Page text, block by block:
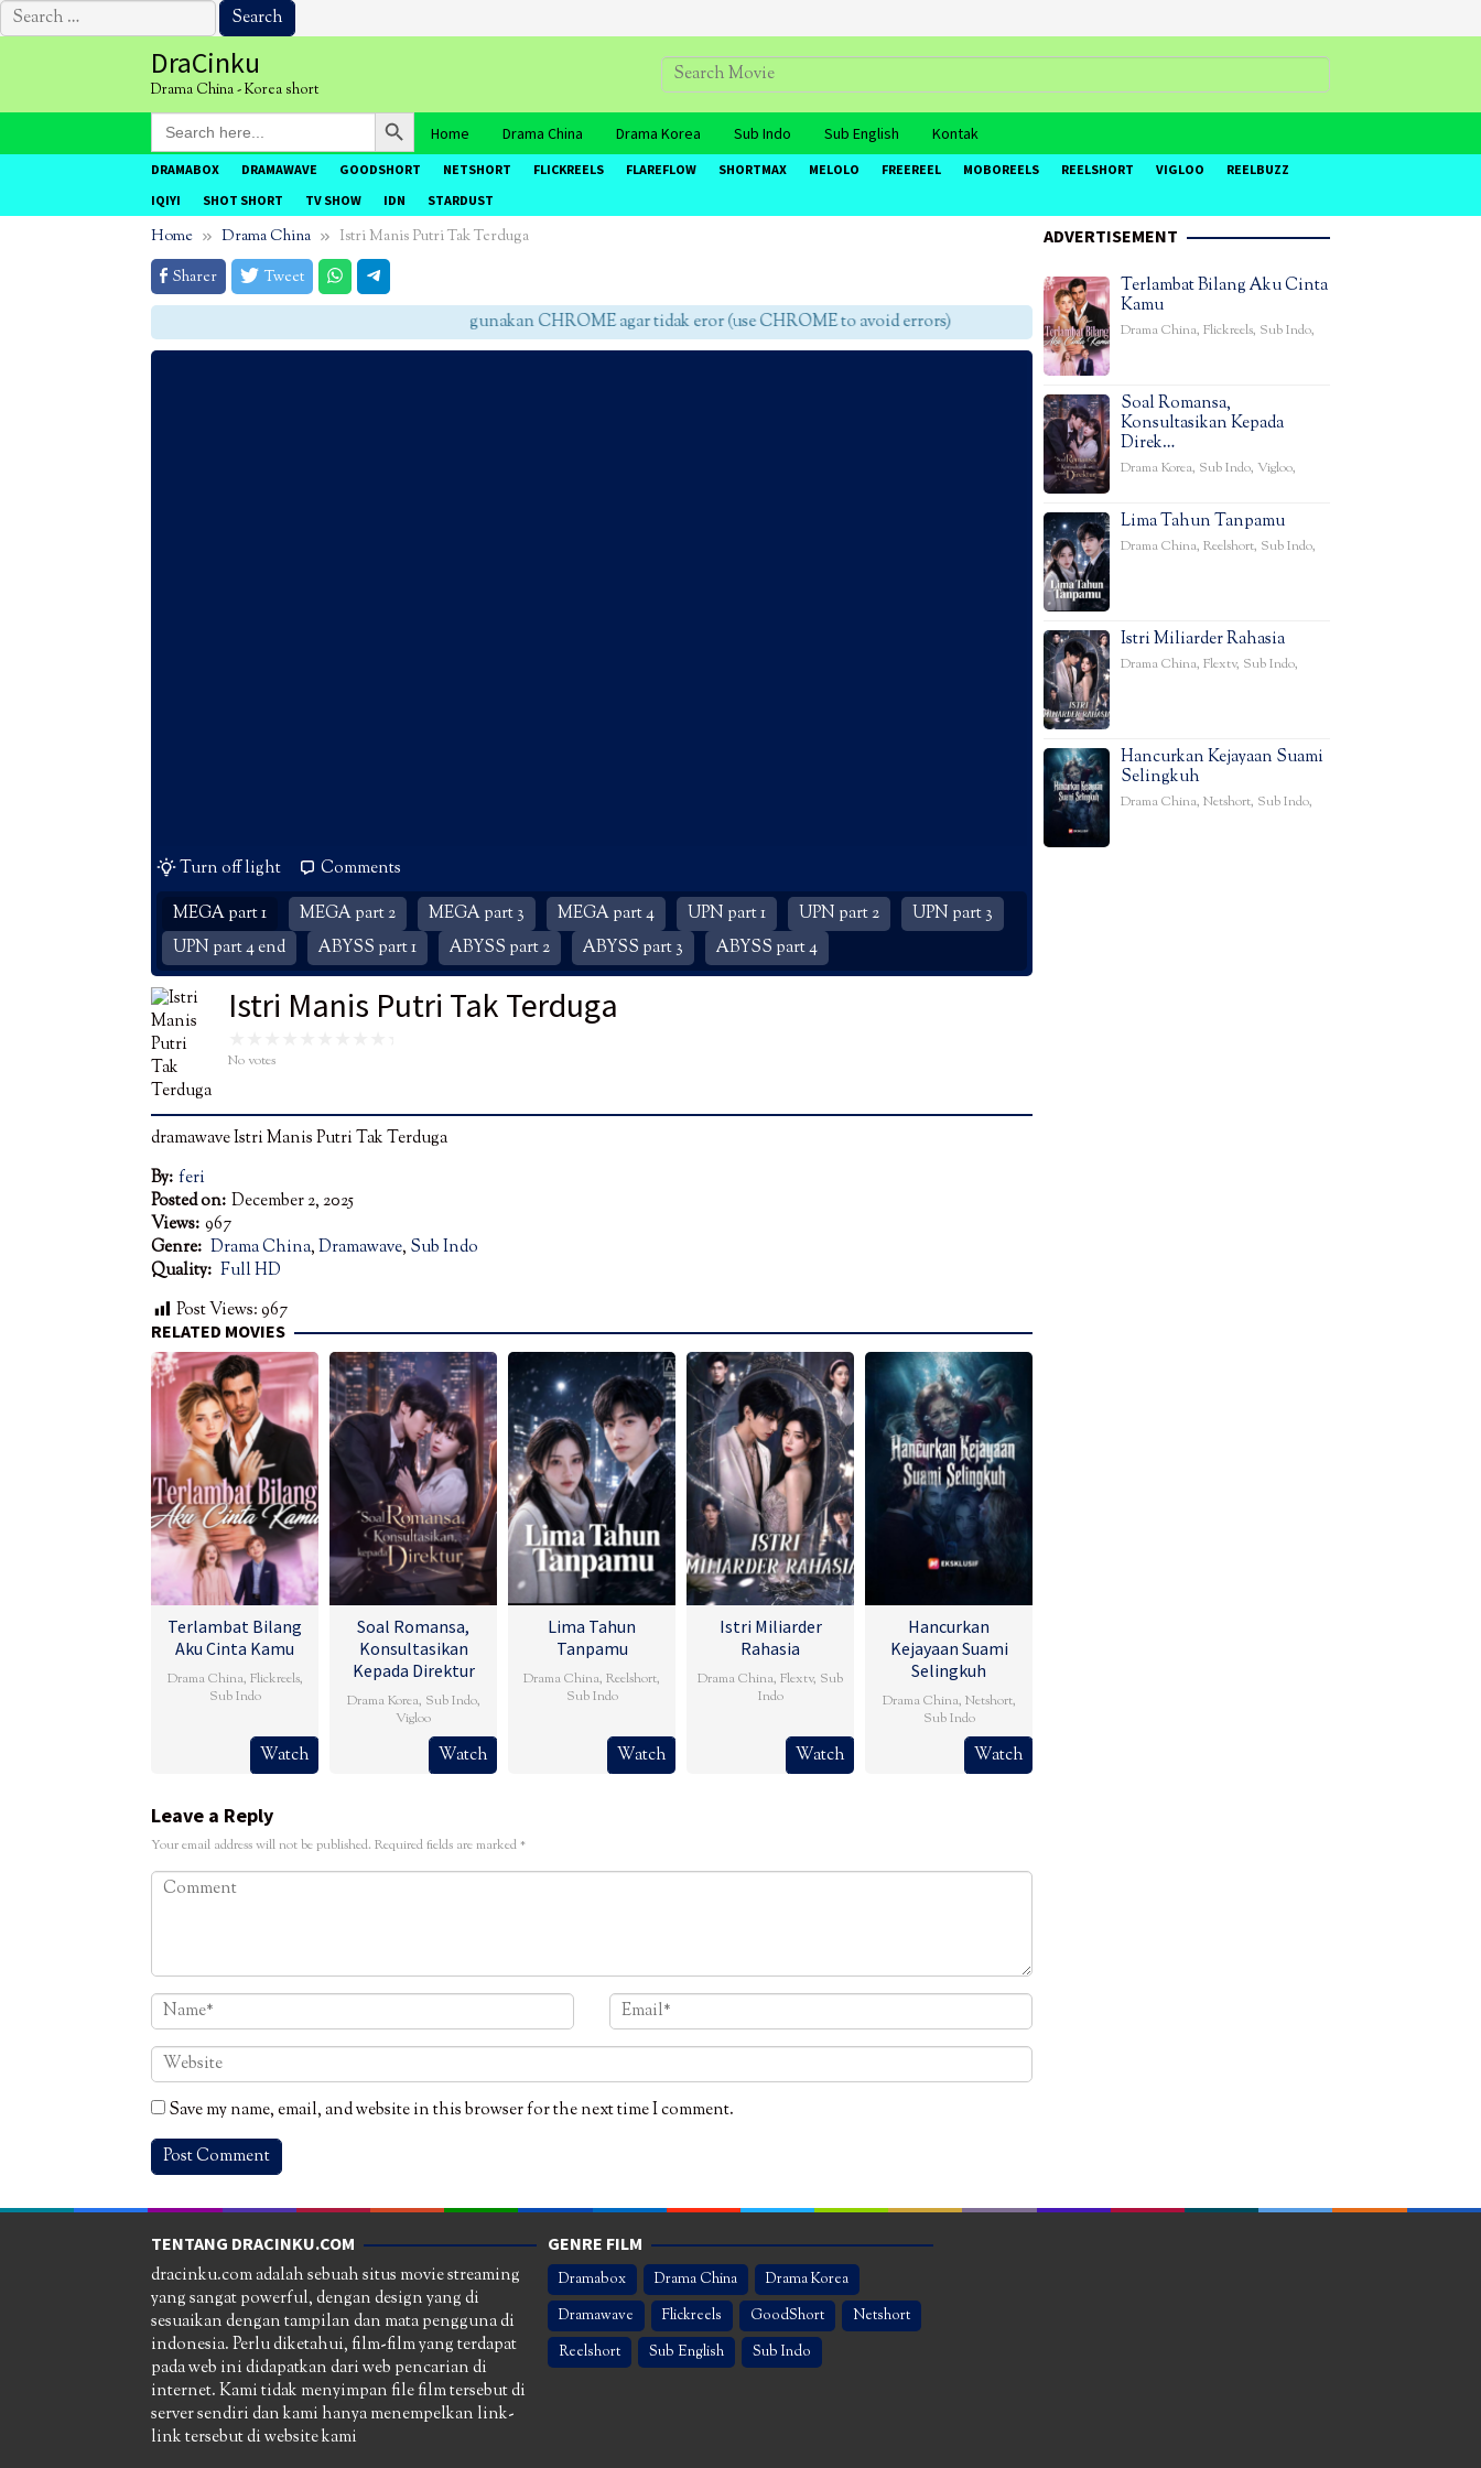
Search
for:
DraCinku
Drama China - Korea short
Search
for:
Search Button
Home Drama China Drama Korea Sub Indo Sub English Kontak
DRAMABOX DRAMAWAVE GOODSHORT NETSHORT FLICKREELS FLAREFLOW SHORTMAX MELOLO FREEREEL MOBOREELS REELSHORT VIGLOO
REELBUZZ
IQIYI
SHOT SHORT TV SHOW IDN STARDUST
Home Drama China
Istri Manis Putri Tak Terduga
Sharer
Tweet
gunakan CHROME agar tidak eror (use CHROME to avoid errors)
Turn off light
Comments
MEGA part 1
MEGA part 2 MEGA part 3 MEGA part 4 UPN part 1 UPN part 2
UPN part 3
UPN part 4 end
ABYSS part 1 ABYSS part 2 ABYSS part 3 ABYSS part 4
Istri Manis Putri Tak Terduga
No votes
dramawave Istri Manis Putri Tak Terduga
By: feri
Posted on: December 2, 2025
Views: 967
Genre: Drama China,Dramawave, Sub Indo
Quality: Full HD
Post Views:967
RELATED MOVIES
Terlambat Bilang
Aku Cinta Kamu
Drama China, Flickreels,
Sub Indo
Watch
Soal Romansa,
Konsultasikan
Kepada Direktur
Drama Korea, Sub Indo,
Vigloo
Watch
Lima Tahun
Tanpamu
Drama China, Reelshort,
Sub Indo
Watch
Istri Miliarder
Rahasia
Drama China, Flextv, Sub
Indo
Watch
Hancurkan
Kejayaan Suami
Selingkuh
Drama China, Netshort,
Sub Indo
Watch
Leave a Reply
Your email address will not be published. Required fields are marked*
Save my name, email, and website in this browser for the next time I comment.
ADVERTISEMENT
Terlambat Bilang Aku Cinta
Kamu
Drama China, Flickreels, Sub Indo,
Soal Romansa,
Konsultasikan Kepada
Direk…
Drama Korea, Sub Indo, Vigloo,
Lima Tahun Tanpamu
Drama China, Reelshort, Sub Indo,
Istri Miliarder Rahasia
Drama China, Flextv, Sub Indo,
Hancurkan Kejayaan Suami
Selingkuh
Drama China, Netshort, Sub Indo,
TENTANG DRACINKU.COM
dracinku.com adalah sebuah situs movie streaming
yang sangat powerful, dengan design yang di
sesuaikan dengan tampilan dan mata pengguna di
indonesia. Perlu diketahui, film-film yang terdapat
pada web ini didapatkan dari web pencarian di
internet. Kami tidak menyimpan file film tersebut di
server sendiri dan kami hanya menempelkan link-
link tersebut di website kami
GENRE FILM
Dramabox Drama China
Drama Korea
Dramawave
Flickreels GoodShort
Netshort
Reelshort
Sub English Sub Indo